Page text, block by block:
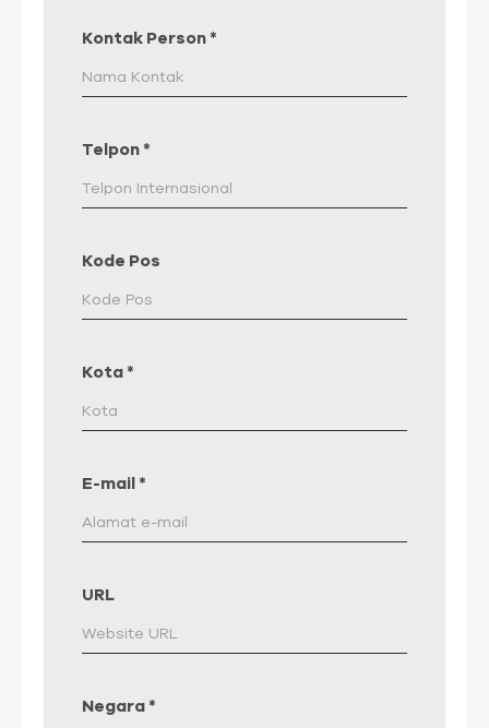
Kontak Person *
Telpon *
Kode Pos
Kota *
E-mail *
URL
Negara *